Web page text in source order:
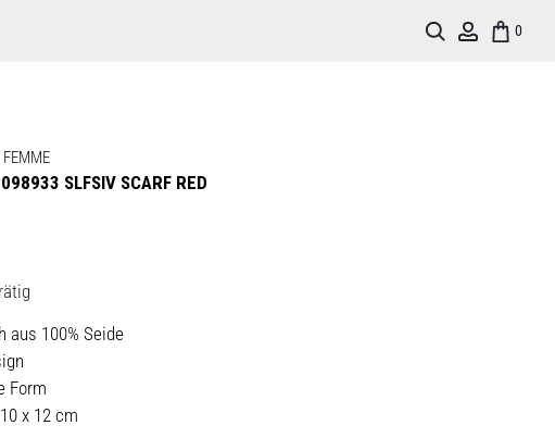
0
Account
Search
FEMME
SLFSIV SCARF RED
aus 100% Seide
Form
x 12 cm